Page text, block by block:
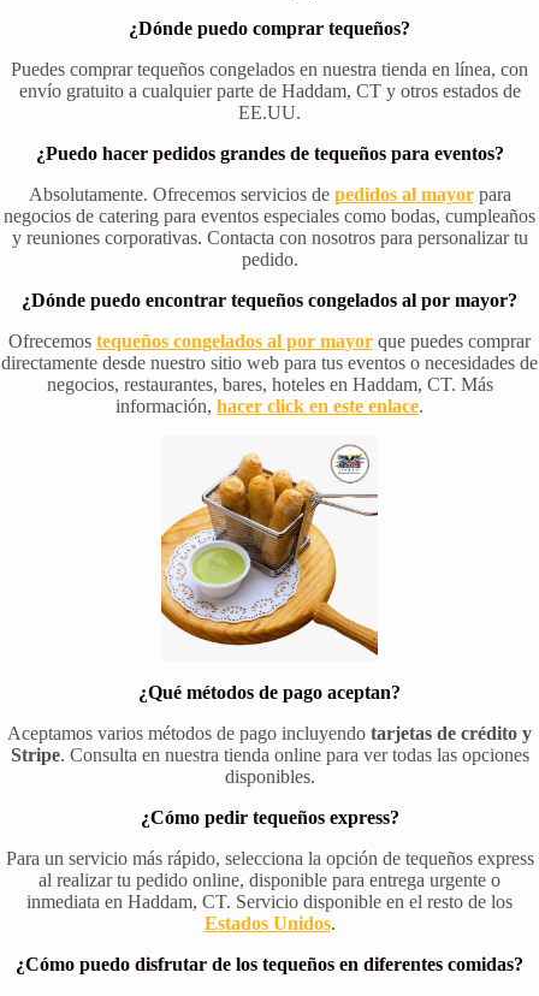
¿Dónde puedo comprar tequeños?
Puedes comprar tequeños congelados en nuestra tienda en línea, con
envío gratuito a cualquier parte de Haddam, CT y otros estados de
EE.UU.
¿Puedo hacer pedidos grandes de tequeños para eventos?
Absolutamente. Ofrecemos servicios de pedidos al mayorpara
negocios de catering para eventos especiales como bodas, cumpleaños
y reuniones corporativas. Contacta con nosotros para personalizar tu
pedido.
¿Dónde puedo encontrar tequeños congelados al por mayor?
Ofrecemos tequeños congelados al por mayor que puedes comprar
directamente desde nuestro sitio web para tus eventos o necesidades de
negocios, restaurantes, bares, hoteles en Haddam, CT. Más
información, hacer click en este enlace.
¿Qué métodos de pago aceptan?
Aceptamos varios métodos de pago incluyendo tarjetas de crédito y
Stripe. Consulta en nuestra tienda online para ver todas las opciones
disponibles.
¿Cómo pedir tequeños express?
Para un servicio más rápido, selecciona la opción de tequeños express
al realizar tu pedido online, disponible para entrega urgente o
inmediata en Haddam, CT. Servicio disponible en el resto de los
Estados Unidos.
¿Cómo puedo disfrutar de los tequeños en diferentes comidas?